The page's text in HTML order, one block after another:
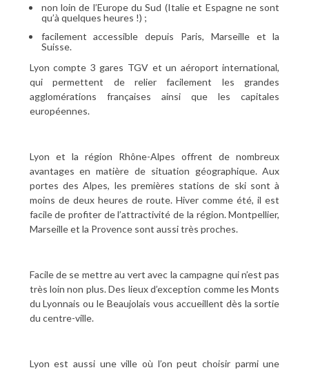
non loin de l’Europe du Sud (Italie et Espagne ne sont
qu’à quelques heures !) ;
facilement accessible depuis Paris, Marseille et la
Suisse.
Lyon compte 3 gares TGV et un aéroport international,
qui permettent de relier facilement les grandes
agglomérations françaises ainsi que les capitales
européennes.
Lyon et la région Rhône-Alpes offrent de nombreux
avantages en matière de situation géographique. Aux
portes des Alpes, les premières stations de ski sont à
moins de deux heures de route. Hiver comme été, il est
facile de profiter de l’attractivité de la région. Montpellier,
Marseille et la Provence sont aussi très proches.
Facile de se mettre au vert avec la campagne qui n’est pas
très loin non plus. Des lieux d’exception comme les Monts
du Lyonnais ou le Beaujolais vous accueillent dès la sortie
du centre-ville.
Lyon est aussi une ville où l’on peut choisir parmi une